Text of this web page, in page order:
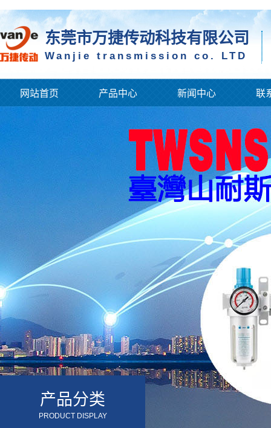
东莞市万捷传动科技有限公司
Wanjie transmission co. LTD
网站首页 产品中心 新闻中心 联
产品分类
PRODUCT DISPLAY